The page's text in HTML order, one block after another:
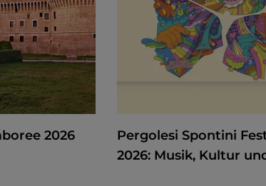
2026
Pergolesi Spontini
2026: Musik, Kultur